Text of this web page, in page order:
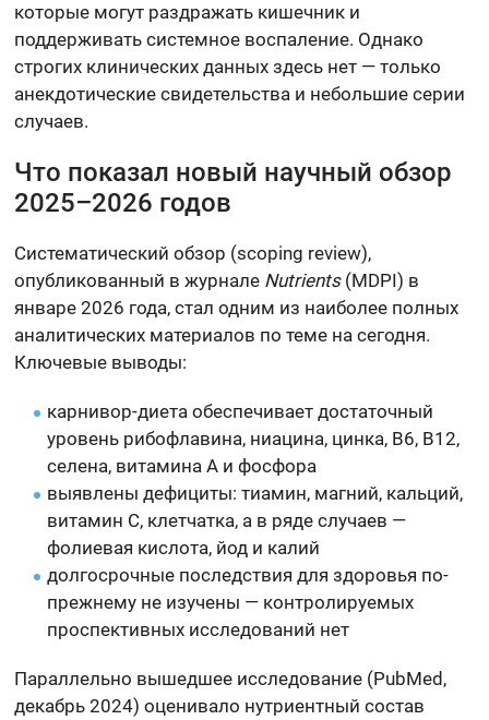
которые могут раздражать кишечник и
поддерживать системное воспаление. Однако
строгих клинических данных здесь нет — только
анекдотические свидетельства и небольшие серии
случаев.
Что показал новый научный обзор
2025–2026 годов
Систематический обзор (scoping review),
опубликованный в журнале Nutrients(MDPI) в
январе 2026 года, стал одним из наиболее полных
аналитических материалов по теме на сегодня.
Ключевые выводы:
карнивор-диета обеспечивает достаточный
уровень рибофлавина, ниацина, цинка, B6, B12,
селена, витамина A и фосфора
выявлены дефициты: тиамин, магний, кальций,
витамин C, клетчатка, а в ряде случаев —
фолиевая кислота, йод и калий
долгосрочные последствия для здоровья по-
прежнему не изучены — контролируемых
проспективных исследований нет
Параллельно вышедшее исследование (PubMed,
декабрь 2024) оценивало нутриентный состав